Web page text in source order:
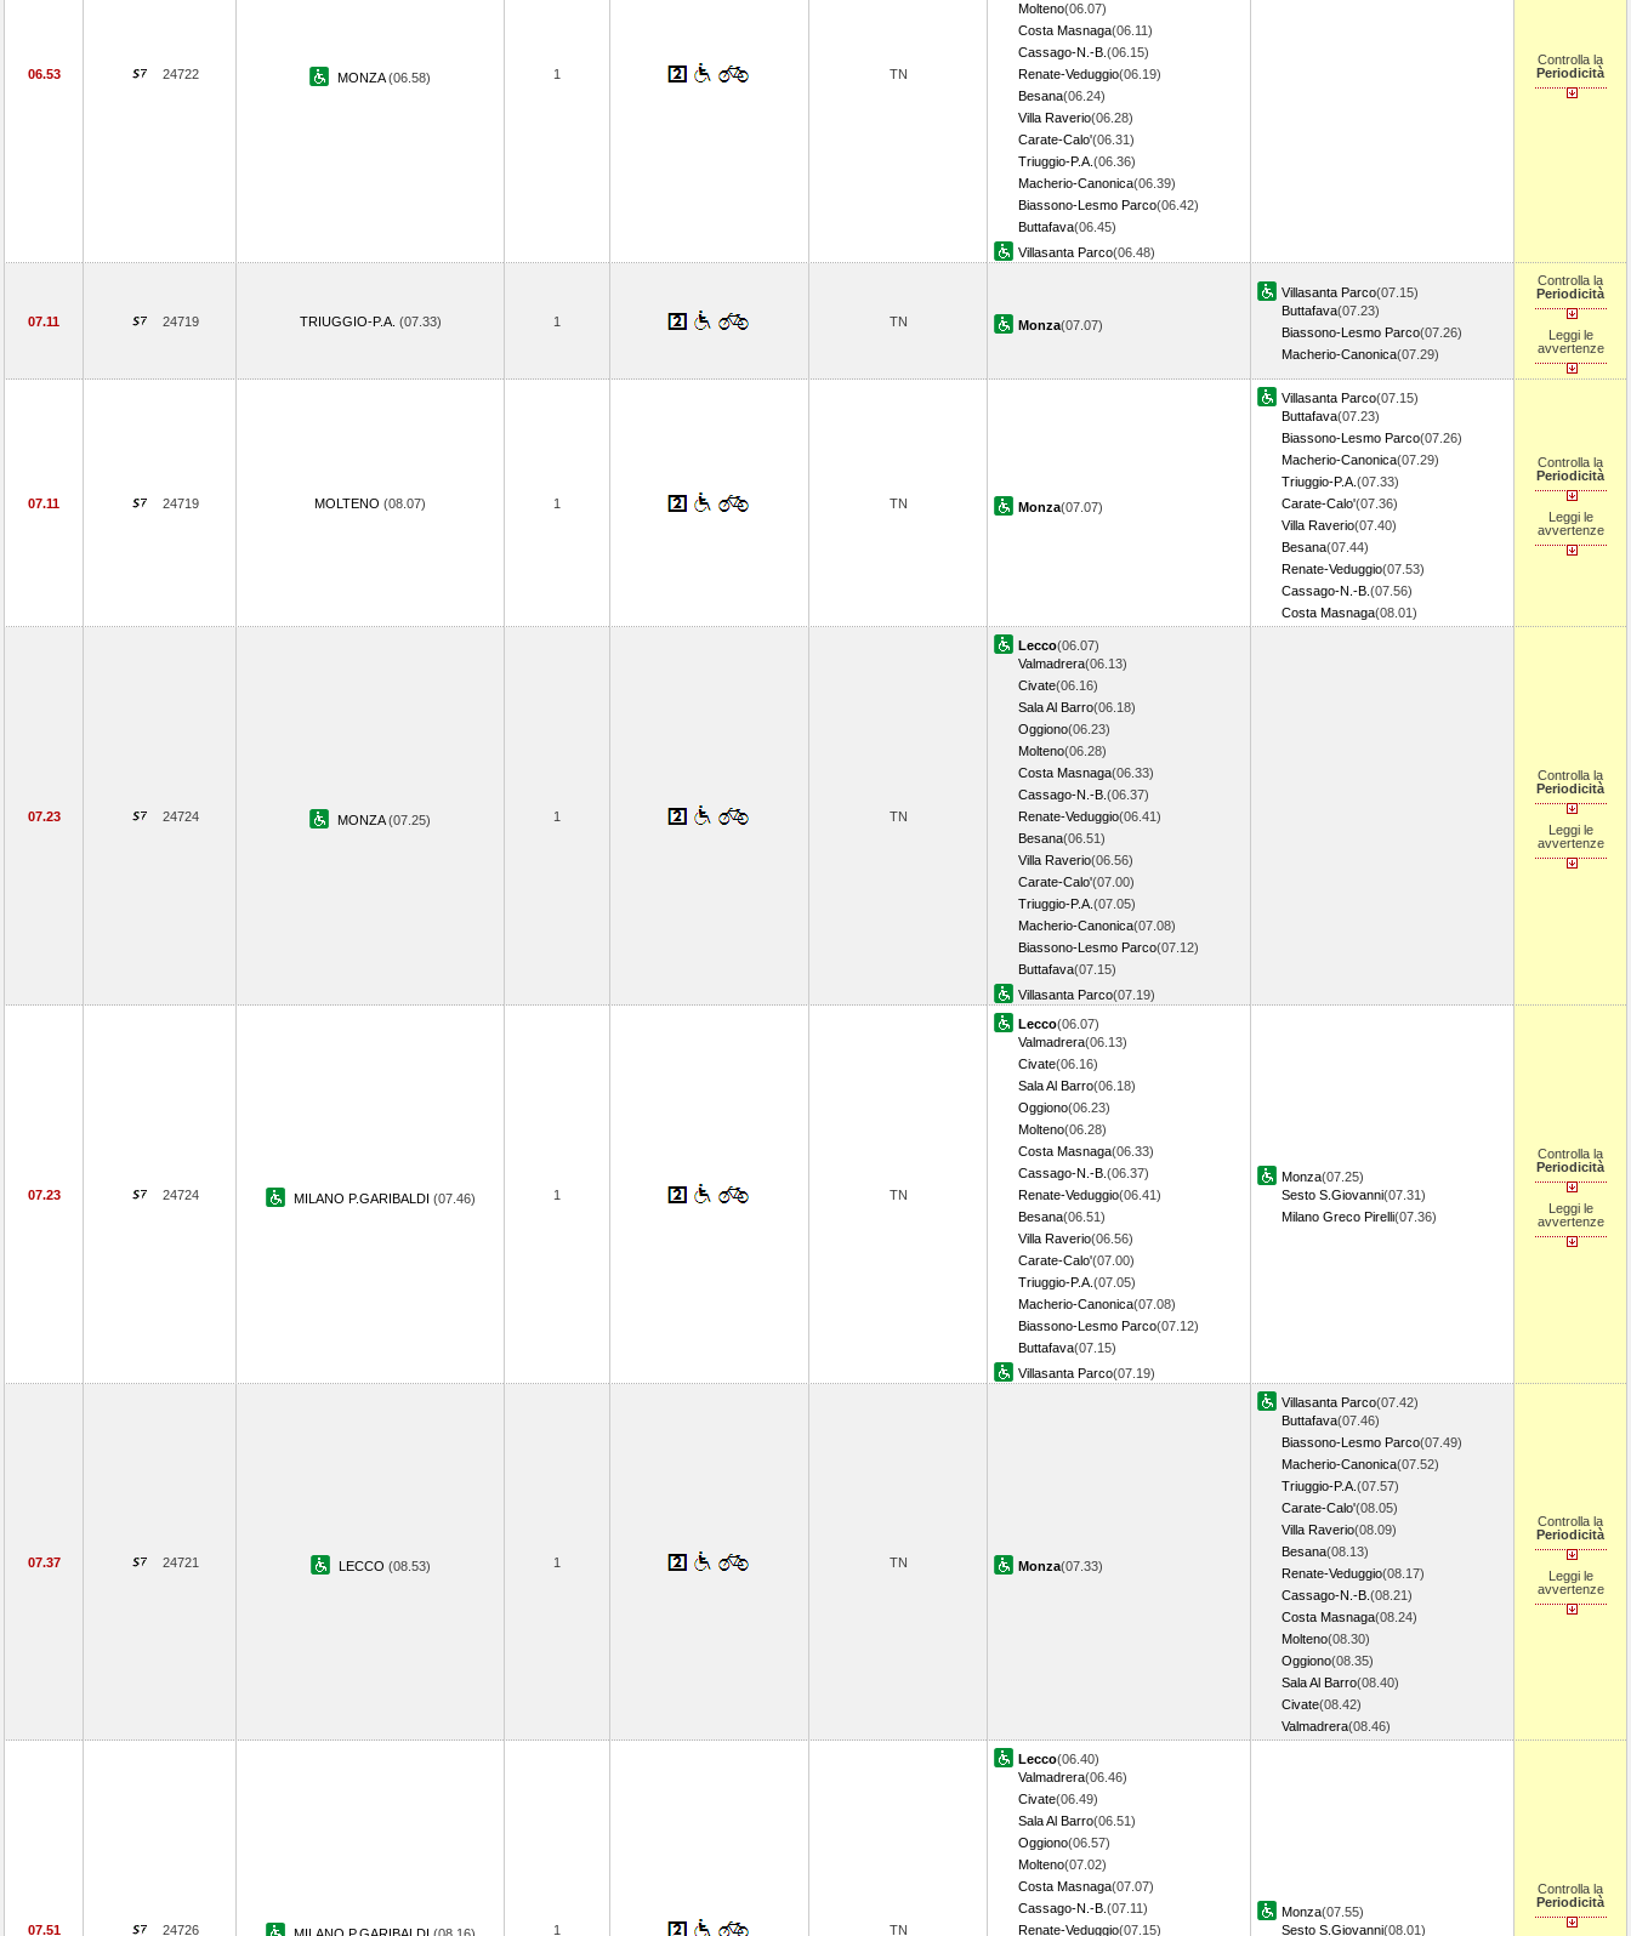
06.53 24722 MONZA(06.58) 1 TN
Molteno(06.07)
Costa Masnaga(06.11)
Cassago-N.-B. (06.15)
Renate-Veduggio(06.19)
Besana(06.24)
Villa Raverio(06.28)
Carate-Calo'(06.31)
Triuggio-P.A. (06.36)
Macherio-Canonica(06.39)
Biassono-Lesmo Parco(06.42)
Buttafava(06.45)
Villasanta Parco(06.48)
Controlla la
Periodicità
07.11 24719 TRIUGGIO-P.A. (07.33) 1 TN Monza(07.07)
Villasanta Parco(07.15)
Buttafava(07.23)
Biassono-Lesmo Parco(07.26)
Macherio-Canonica(07.29)
Controlla la
Periodicità
Leggi le
avvertenze
07.11 24719 MOLTENO (08.07) 1 TN Monza(07.07)
Villasanta Parco(07.15)
Buttafava(07.23)
Biassono-Lesmo Parco(07.26)
Macherio-Canonica(07.29)
Triuggio-P.A. (07.33)
Carate-Calo'(07.36)
Villa Raverio(07.40)
Besana(07.44)
Renate-Veduggio(07.53)
Cassago-N.-B. (07.56)
Costa Masnaga(08.01)
Controlla la
Periodicità
Leggi le
avvertenze
07.23 24724 MONZA(07.25) 1 TN
Lecco(06.07)
Valmadrera(06.13)
Civate(06.16)
Sala Al Barro(06.18)
Oggiono(06.23)
Molteno(06.28)
Costa Masnaga(06.33)
Cassago-N.-B. (06.37)
Renate-Veduggio(06.41)
Besana(06.51)
Villa Raverio(06.56)
Carate-Calo'(07.00)
Triuggio-P.A. (07.05)
Macherio-Canonica(07.08)
Biassono-Lesmo Parco(07.12)
Buttafava(07.15)
Villasanta Parco(07.19)
Controlla la
Periodicità
Leggi le
avvertenze
07.23 24724 MILANO P.GARIBALDI (07.46) 1 TN
Lecco(06.07)
Valmadrera(06.13)
Civate(06.16)
Sala Al Barro(06.18)
Oggiono(06.23)
Molteno(06.28)
Costa Masnaga(06.33)
Cassago-N.-B. (06.37)
Renate-Veduggio(06.41)
Besana(06.51)
Villa Raverio(06.56)
Carate-Calo'(07.00)
Triuggio-P.A. (07.05)
Macherio-Canonica(07.08)
Biassono-Lesmo Parco(07.12)
Buttafava(07.15)
Villasanta Parco(07.19)
Monza(07.25)
Sesto S.Giovanni(07.31)
Milano Greco Pirelli(07.36)
Controlla la
Periodicità
Leggi le
avvertenze
07.37 24721 LECCO (08.53) 1 TN Monza(07.33)
Villasanta Parco(07.42)
Buttafava(07.46)
Biassono-Lesmo Parco(07.49)
Macherio-Canonica(07.52)
Triuggio-P.A. (07.57)
Carate-Calo'(08.05)
Villa Raverio(08.09)
Besana(08.13)
Renate-Veduggio(08.17)
Cassago-N.-B. (08.21)
Costa Masnaga(08.24)
Molteno(08.30)
Oggiono(08.35)
Sala Al Barro(08.40)
Civate(08.42)
Valmadrera(08.46)
Controlla la
Periodicità
Leggi le
avvertenze
07.51 24726 1 TN
Lecco(06.40)
Valmadrera(06.46)
Civate(06.49)
Sala Al Barro(06.51)
Oggiono(06.57)
Molteno(07.02)
Costa Masnaga(07.07)
Cassago-N.-B. (07.11)
Renate-Veduggio(07.15)
Monza(07.55)
Sesto S.Giovanni(08.01)
Controlla la
Periodicità